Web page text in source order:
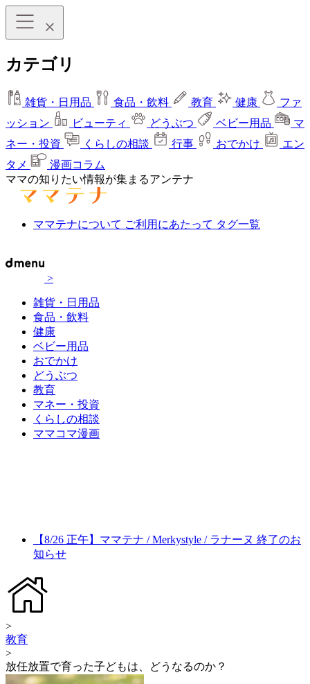
カテゴリ
雑貨・日用品 食品・飲料 教育 健康
ファ
ッション
ビューティ どうぶつ ベビー用品
マ
ネー・投資
くらしの相談 行事 おでかけ
エン
タメ
漫画コラム
ママの知りたい情報が集まるアンテナ
ママテナについて ご利用にあたって タグ一覧
>
雑貨・日用品
食品・飲料
健康
ベビー用品
おでかけ
どうぶつ
教育
マネー・投資
くらしの相談
ママコマ漫画
【8/26 正午】ママテナ / Merkystyle / ラナーヌ 終了のお
知らせ
>
教育
>
放任放置で育った子どもは、どうなるのか？